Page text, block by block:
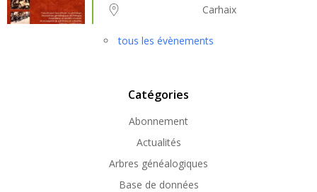
Carhaix
tous les évènements
Catégories
Abonnement
Actualités
Arbres généalogiques
Base de données